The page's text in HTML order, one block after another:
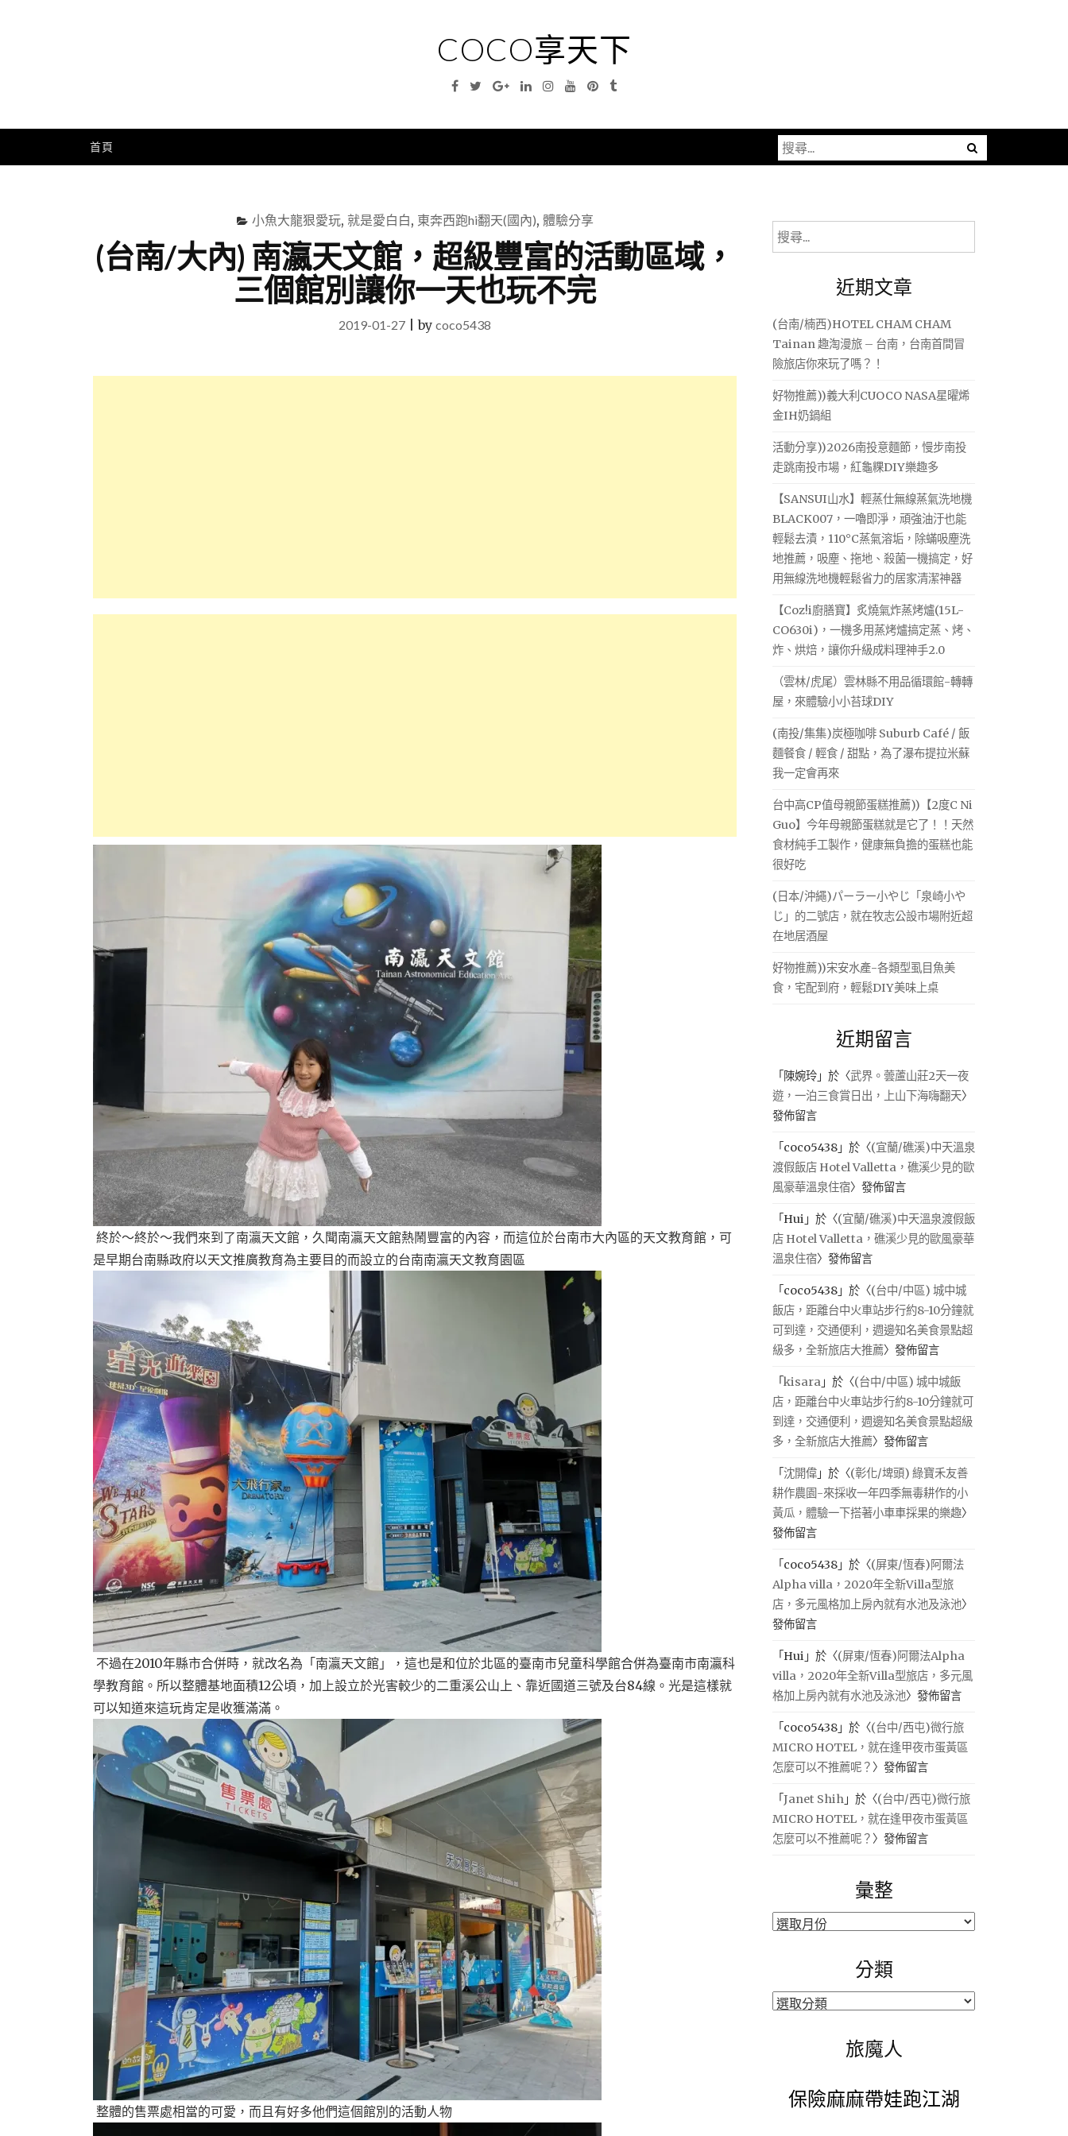
COCO享天下
Facebook
TwitterGoogleLinkedinInstagramYouTubePinterest
Tumblr
首頁
搜
尋
字:
小魚大龍狠愛玩, 就是愛白白, 東奔西跑hi翻天(國內), 體驗分享
(台南/大內) 南瀛天文館，超級豐富的活動區域，
三個館別讓你一天也玩不完
2019-01-27 |by coco5438
終於～終於～我們來到了南瀛天文館，久聞南瀛天文館熱鬧豐富的內容，而這位於台南市大內區的天文教育館，可
是早期台南縣政府以天文推廣教育為主要目的而設立的台南南瀛天文教育園區
不過在2010年縣市合併時，就改名為「南瀛天文館」，這也是和位於北區的臺南市兒童科學館合併為臺南市南瀛科
學教育館。所以整體基地面積12公頃，加上設立於光害較少的二重溪公山上、靠近國道三號及台84線。光是這樣就
可以知道來這玩肯定是收獲滿滿。
整體的售票處相當的可愛，而且有好多他們這個館別的活動人物
搜
尋
近期文章
(台南/楠西)HOTEL CHAM CHAM
Tainan 趣淘漫旅 – 台南，台南首間冒
險旅店你來玩了嗎？！
好物推薦))義大利CUOCO NASA星曜烯
金IH奶鍋組
活動分享))2026南投意麵節，慢步南投
走跳南投市場，紅龜粿DIY樂趣多
【SANSUI山水】輕蒸仕無線蒸氣洗地機
BLACK007，一嚕即淨，頑強油汙也能
輕鬆去漬，110°C蒸氣溶垢，除蟎吸塵洗
地推薦，吸塵、拖地、殺菌一機搞定，好
用無線洗地機輕鬆省力的居家清潔神器
【Coz!i廚膳寶】炙燒氣炸蒸烤爐(15L-
CO630i)，一機多用蒸烤爐搞定蒸、烤、
炸、烘焙，讓你升級成料理神手2.0
（雲林/虎尾）雲林縣不用品循環館-轉轉
屋，來體驗小小苔球DIY
(南投/集集)炭極咖啡 Suburb Café / 飯
麵餐食 / 輕食 / 甜點，為了瀑布提拉米蘇
我一定會再來
台中高CP值母親節蛋糕推薦))【2度C Ni
Guo】今年母親節蛋糕就是它了！！天然
食材純手工製作，健康無負擔的蛋糕也能
很好吃
(日本/沖繩)パーラー小やじ「泉崎小や
じ」的二號店，就在牧志公設市場附近超
在地居酒屋
好物推薦))宋安水產-各類型虱目魚美
食，宅配到府，輕鬆DIY美味上桌
近期留言
「 陳婉玲 」於〈武界。蕓蘆山莊2天一夜
遊，一泊三食賞日出，上山下海嗨翻天〉
發佈留言
「 coco5438 」於〈(宜蘭/礁溪)中天溫泉
渡假飯店 Hotel Valletta，礁溪少見的歐
風豪華溫泉住宿〉發佈留言
「Hui 」於〈(宜蘭/礁溪)中天溫泉渡假飯
店 Hotel Valletta，礁溪少見的歐風豪華
溫泉住宿〉發佈留言
「 coco5438 」於〈(台中/中區) 城中城
飯店，距離台中火車站步行約8-10分鐘就
可到達，交通便利，週邊知名美食景點超
級多，全新旅店大推薦〉發佈留言
「kisara 」於〈(台中/中區) 城中城飯
店，距離台中火車站步行約8-10分鐘就可
到達，交通便利，週邊知名美食景點超級
多，全新旅店大推薦〉發佈留言
「沈開偉 」於〈(彰化/埤頭) 綠寶禾友善
耕作農園-來採收一年四季無毒耕作的小
黃瓜，體驗一下搭著小車車採果的樂趣〉
發佈留言
「 coco5438 」於〈(屏東/恆春)阿爾法
Alpha villa，2020年全新Villa型旅
店，多元風格加上房內就有水池及泳池〉
發佈留言
「Hui 」於〈(屏東/恆春)阿爾法Alpha
villa，2020年全新Villa型旅店，多元風
格加上房內就有水池及泳池〉發佈留言
「 coco5438 」於〈(台中/西屯)微行旅
MICRO HOTEL，就在逢甲夜市蛋黃區
怎麼可以不推薦呢？ 〉發佈留言
「Janet Shih 」於〈(台中/西屯)微行旅
MICRO HOTEL，就在逢甲夜市蛋黃區
怎麼可以不推薦呢？ 〉發佈留言
彙整
彙
分類
分
旅魔人
保險麻麻帶娃跑江湖